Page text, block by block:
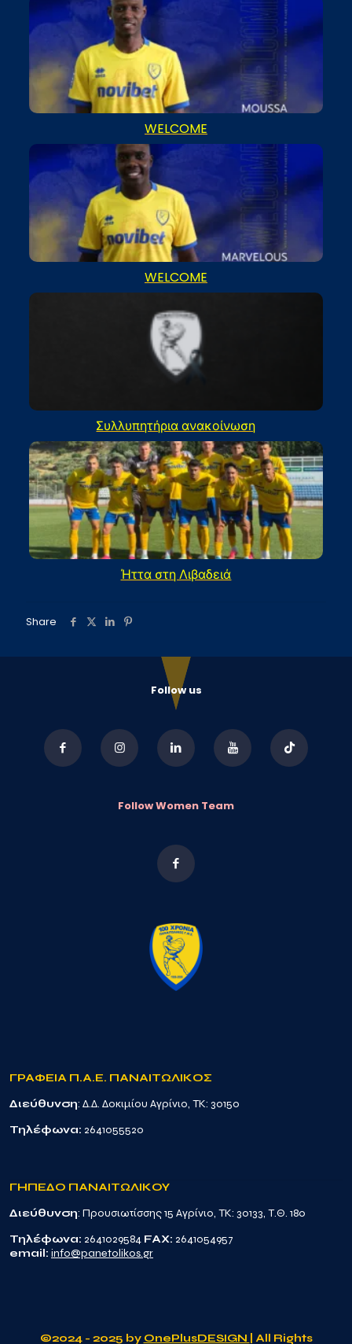
WELCOME
WELCOME
Συλλυπητήρια ανακοίνωση
Ήττα στη Λιβαδειά
Share
Follow us
Follow Women Team
ΓΡΑΦΕΙΑ Π.Α.Ε. ΠΑΝΑΙΤΩΛΙΚΟΣ
Διεύθυνση: Δ.Δ. Δοκιμίου Αγρίνιο, TK: 30150
Τηλέφωνα: 2641055520
ΓΗΠΕΔΟ ΠΑΝΑΙΤΩΛΙΚΟΥ
Διεύθυνση: Προυσιωτίσσης 15 Αγρίνιο, TK: 30133, Τ.Θ. 180
Τηλέφωνα: 2641029584 FAX: 2641054957
email: info@panetolikos.gr
©2024 - 2025 by OnePlusDESIGN | All Rights